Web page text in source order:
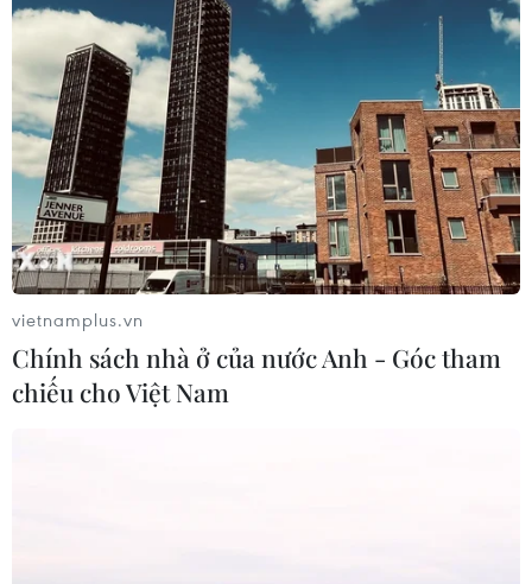
vietnamplus.vn
Chính sách nhà ở của nước Anh - Góc tham
chiếu cho Việt Nam